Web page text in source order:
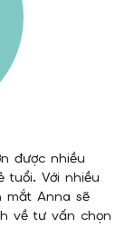
được nhiều
tuổi. Với nhiều
mắt Anna sẽ
về tư vấn chọn